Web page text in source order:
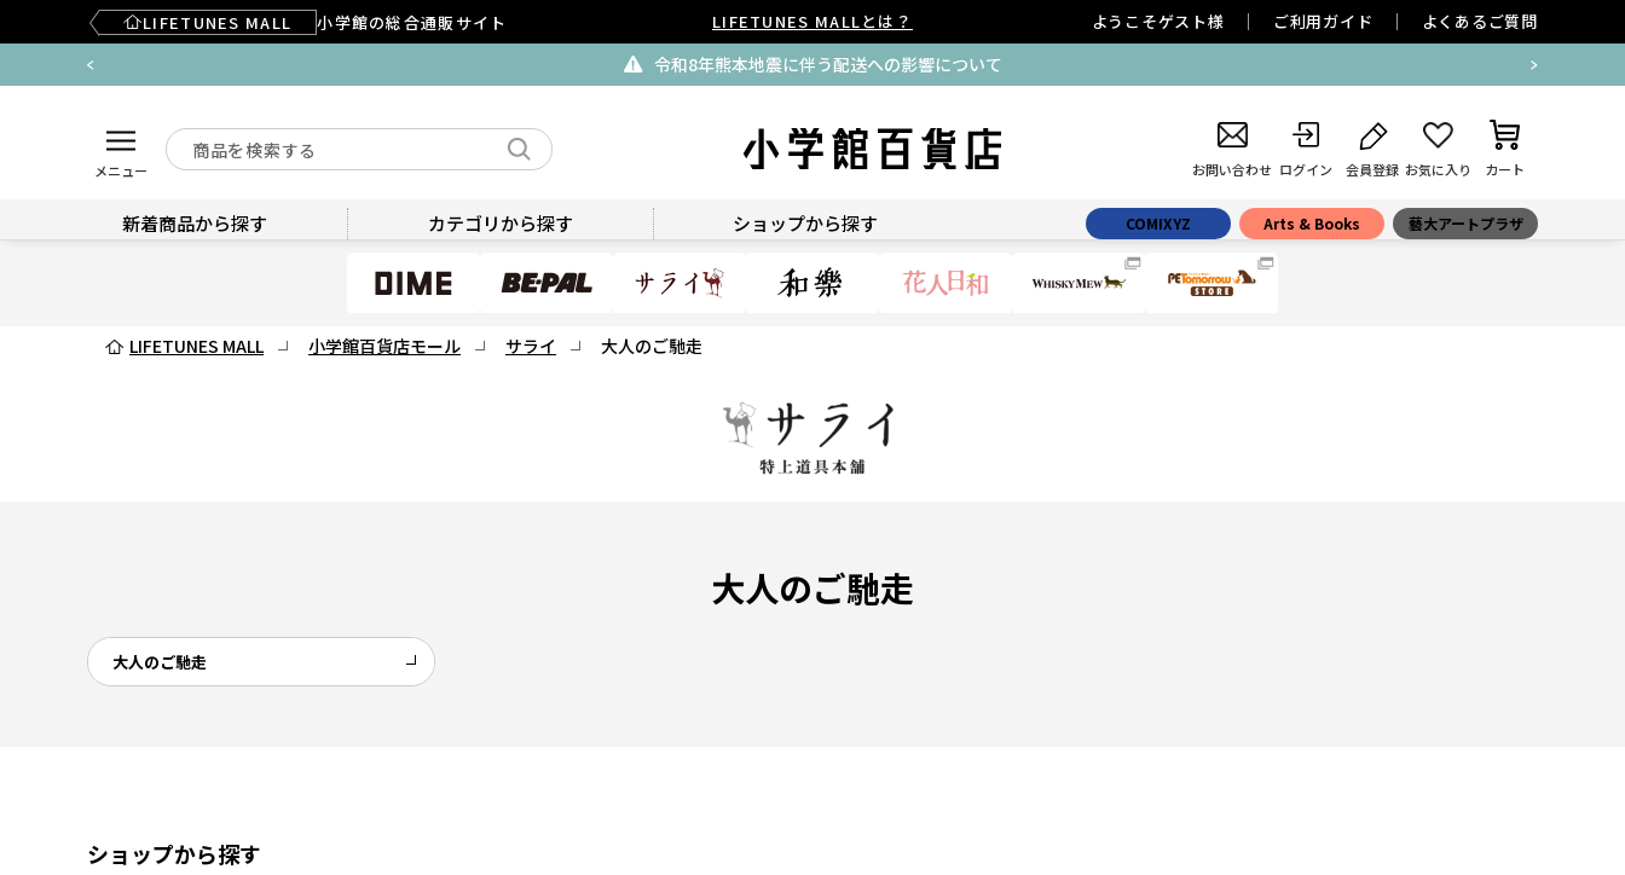
LIFETUNES MALL 小学館の総合通販サイト LIFETUNES MALLとは？ ようこそゲスト様 ご利用ガイド よくあるご質問
令和8年熊本地震に伴う配送への影響について
メニュー お問い合わせ ログイン 会員登録 お気に入り カート
新着商品から探す カテゴリから探す ショップから探す COMIXYZ Arts & Books 藝大アートプラザ
LIFETUNES MALL 小学館百貨店モール サライ 大人のご馳走
サライ ～特上道具本舗・サライ特上道具本舗～
大人のご馳走
大人のご馳走
ショップから探す